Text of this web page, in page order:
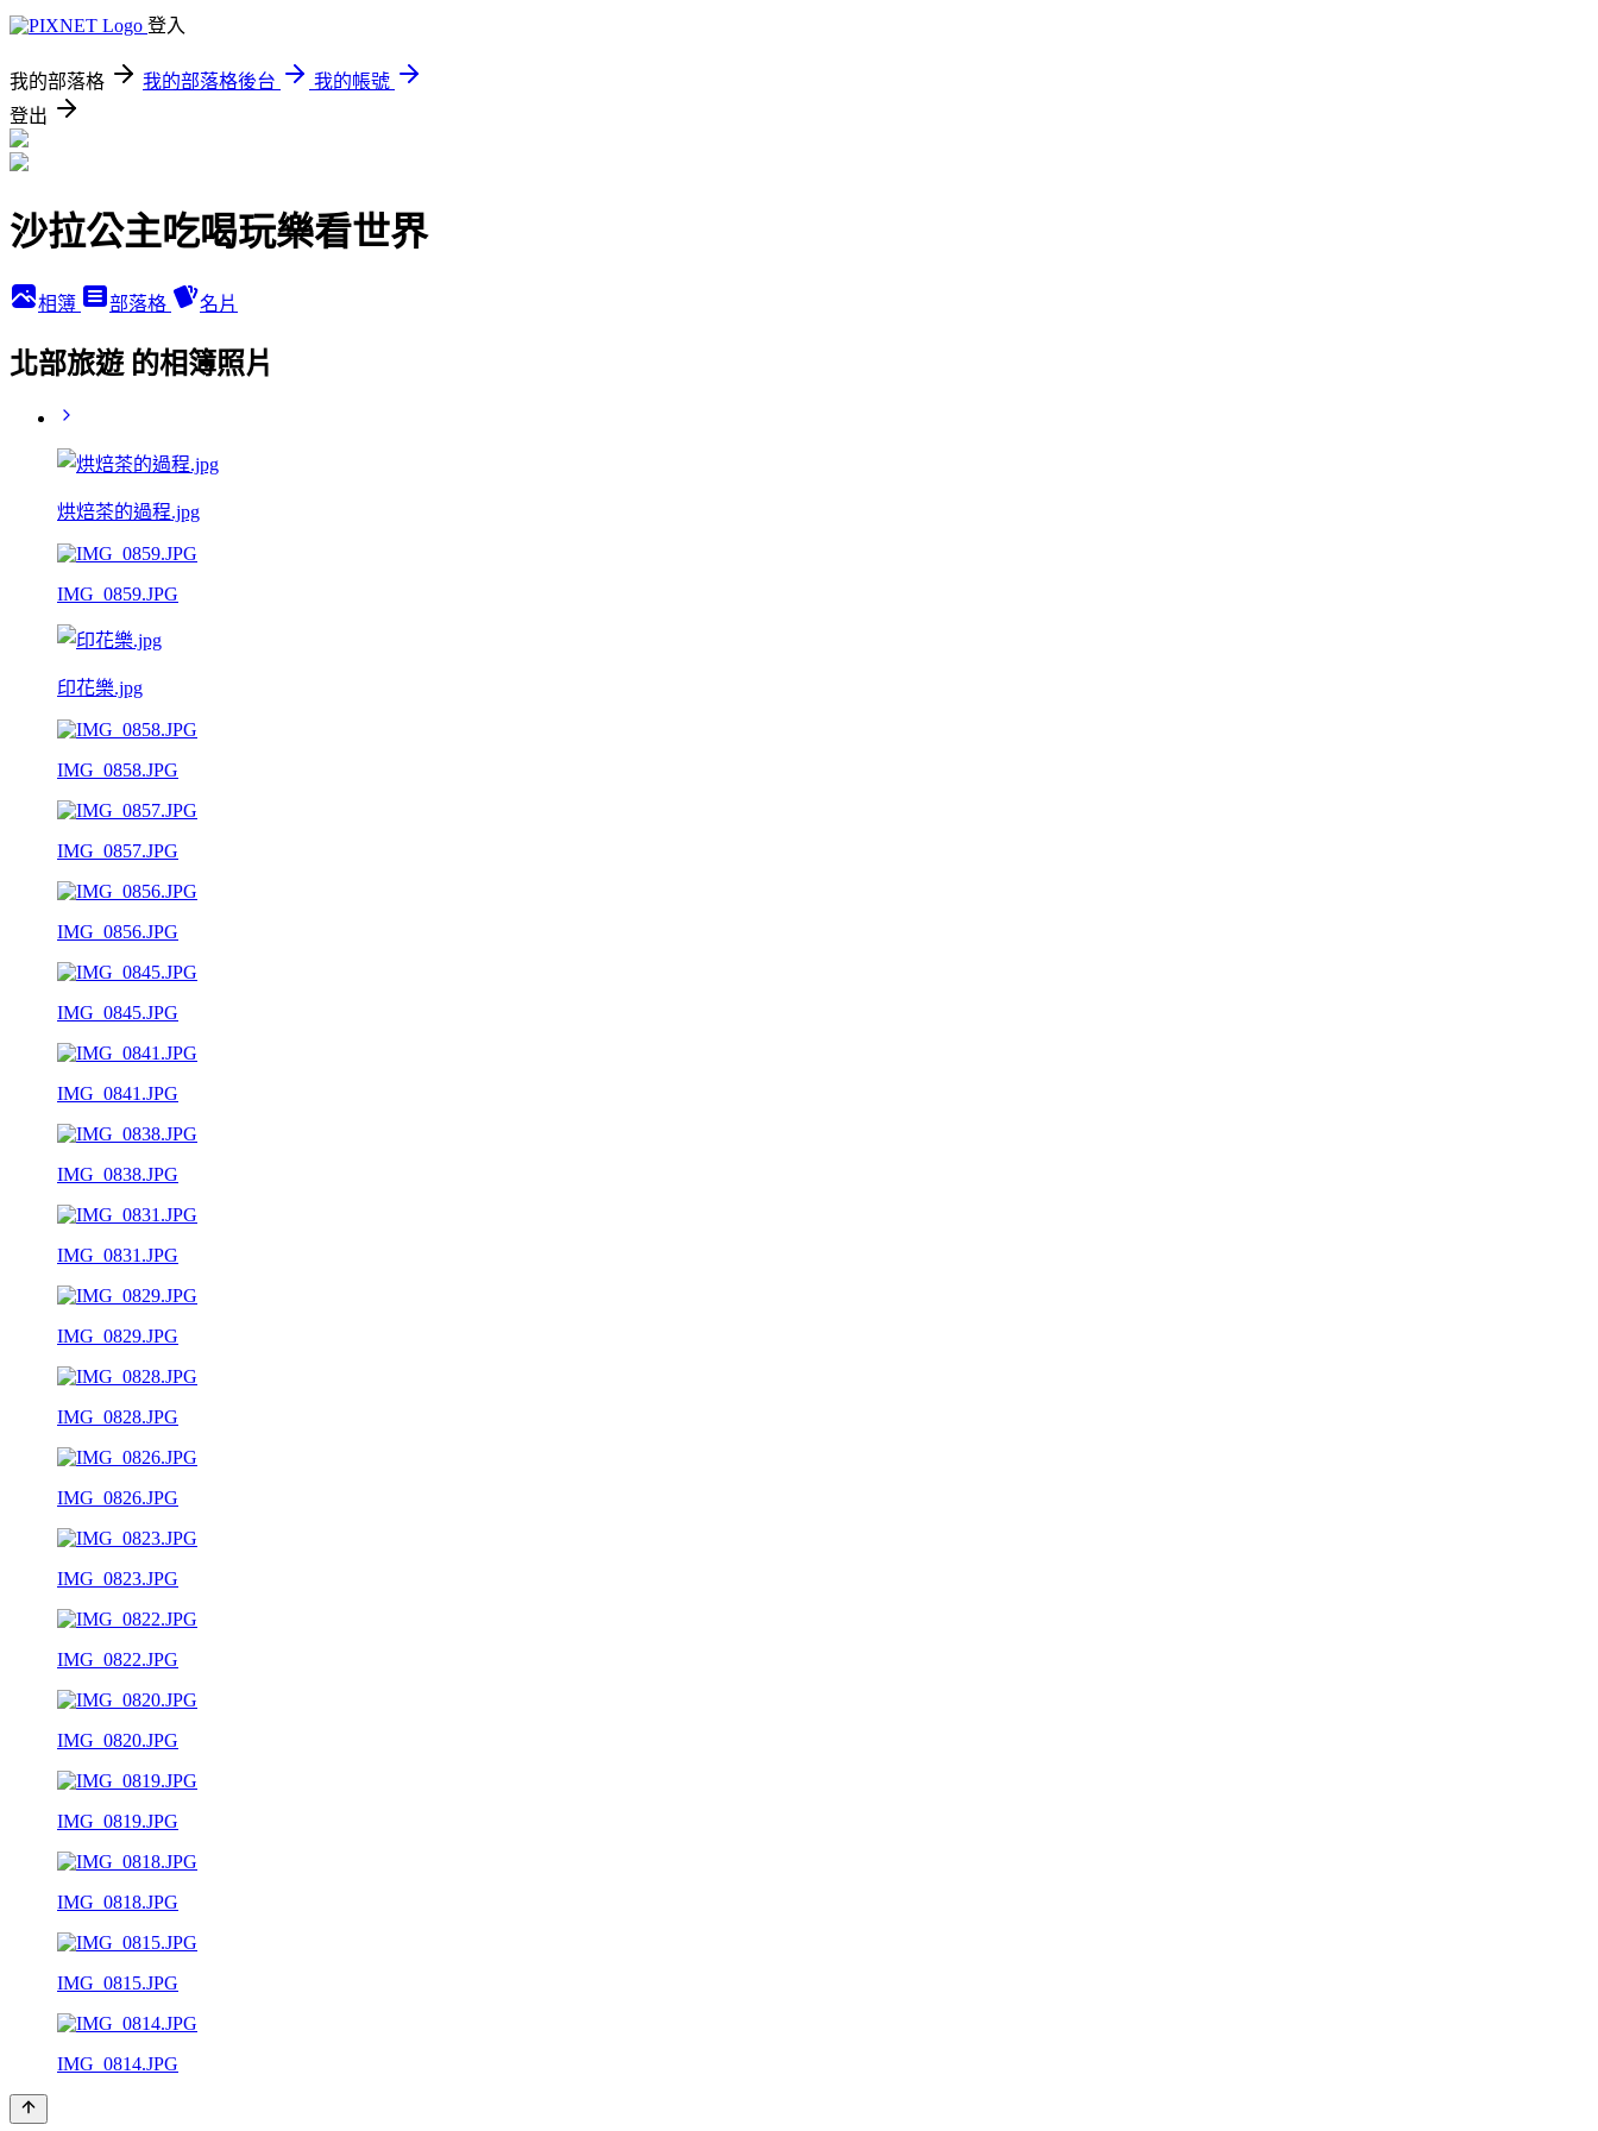
登入
我的部落格 我的部落格後台
我的帳號
登出
沙拉公主吃喝玩樂看世界
相簿 部落格 名片
北部旅遊 的相簿照片
烘焙茶的過程.jpg
IMG_0859.JPG
印花樂.jpg
IMG_0858.JPG
IMG_0857.JPG
IMG_0856.JPG
IMG_0845.JPG
IMG_0841.JPG
IMG_0838.JPG
IMG_0831.JPG
IMG_0829.JPG
IMG_0828.JPG
IMG_0826.JPG
IMG_0823.JPG
IMG_0822.JPG
IMG_0820.JPG
IMG_0819.JPG
IMG_0818.JPG
IMG_0815.JPG
IMG_0814.JPG